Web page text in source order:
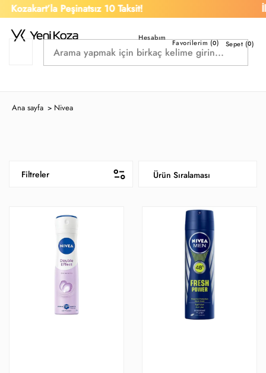
Peşinatsız 10 Taksit! İlk
Favorilerim (0) Sepet (0)
Ana sayfa > Nivea
Filtreler